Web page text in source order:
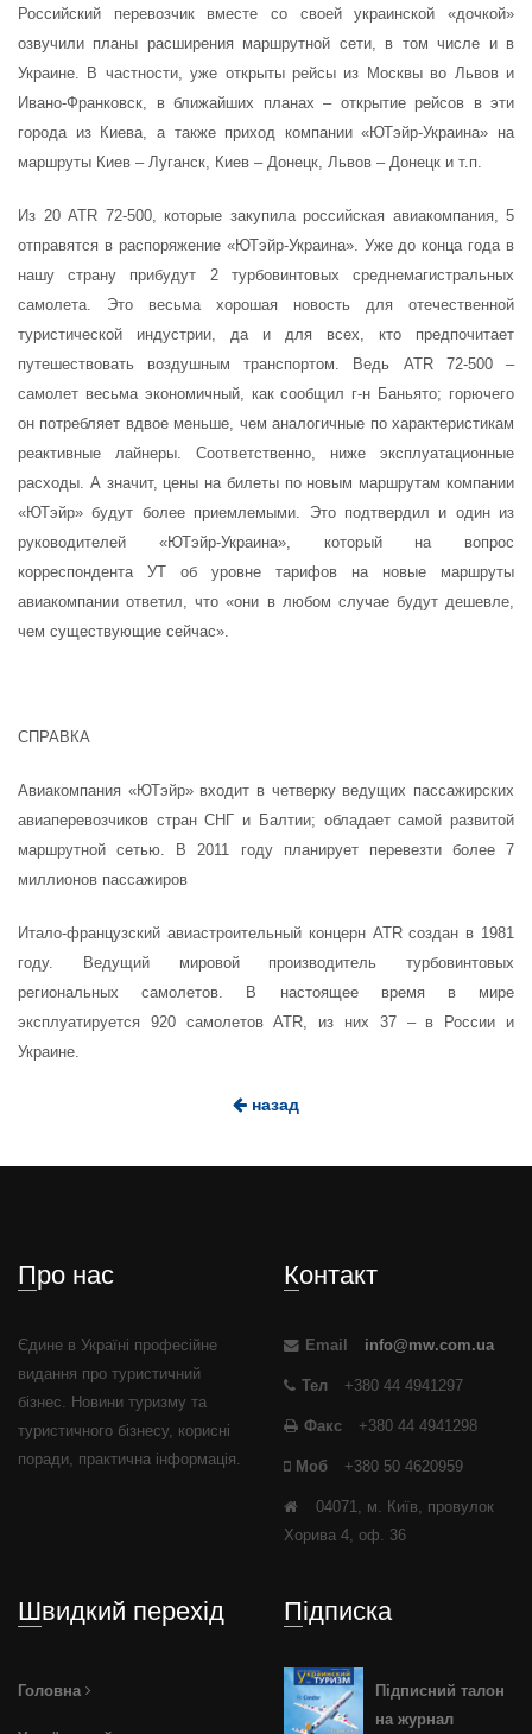
Российский перевозчик вместе со своей украинской «дочкой»
озвучили планы расширения маршрутной сети, в том числе и в
Украине. В частности, уже открыты рейсы из Москвы во Львов и
Ивано-Франковск, в ближайших планах – открытие рейсов в эти
города из Киева, а также приход компании «ЮТэйр-Украина» на
маршруты Киев – Луганск, Киев – Донецк, Львов – Донецк и т.п.
Из 20 ATR 72-500, которые закупила российская авиакомпания, 5
отправятся в распоряжение «ЮТэйр-Украина». Уже до конца года в
нашу страну прибудут 2 турбовинтовых среднемагистральных
самолета. Это весьма хорошая новость для отечественной
туристической индустрии, да и для всех, кто предпочитает
путешествовать воздушным транспортом. Ведь ATR 72-500 –
самолет весьма экономичный, как сообщил г-н Баньято; горючего
он потребляет вдвое меньше, чем аналогичные по характеристикам
реактивные лайнеры. Соответственно, ниже эксплуатационные
расходы. А значит, цены на билеты по новым маршрутам компании
«ЮТэйр» будут более приемлемыми. Это подтвердил и один из
руководителей «ЮТэйр-Украина», который на вопрос
корреспондента УТ об уровне тарифов на новые маршруты
авиакомпании ответил, что «они в любом случае будут дешевле,
чем существующие сейчас».
СПРАВКА
Авиакомпания «ЮТэйр» входит в четверку ведущих пассажирских
авиаперевозчиков стран СНГ и Балтии; обладает самой развитой
маршрутной сетью. В 2011 году планирует перевезти более 7
миллионов пассажиров
Итало-французский авиастроительный концерн ATR создан в 1981
году. Ведущий мировой производитель турбовинтовых
региональных самолетов. В настоящее время в мире
эксплуатируется 920 самолетов ATR, из них 37 – в России и
Украине.
назад
Про нас
Єдине в Україні професійне
видання про туристичний
бізнес. Новини туризму та
туристичного бізнесу, корисні
поради, практична інформація.
Контакт
Email info@mw.com.ua
Тел +380 44 4941297
Факс +380 44 4941298
Моб +380 50 4620959
04071, м. Київ, провулок
Хорива 4, оф. 36
Швидкий перехід
Головна
Підписка
Підписний талон
на журнал